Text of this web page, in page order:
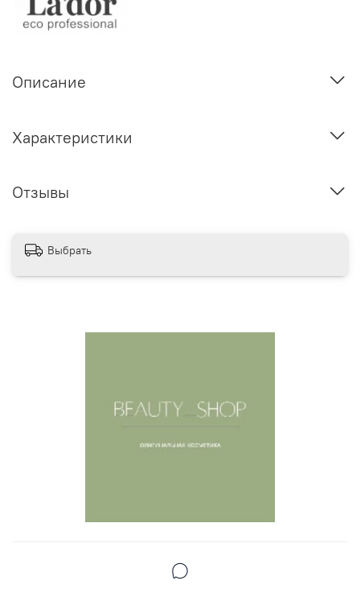
Описание
Характеристики
Отзывы
Выбрать